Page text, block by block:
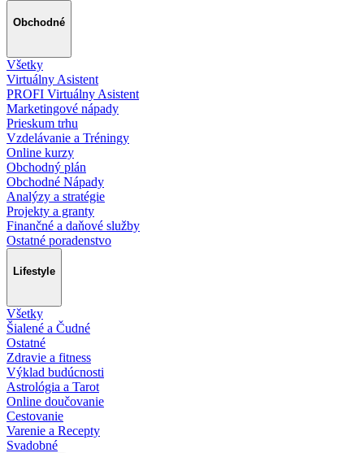
Obchodné
Všetky
Virtuálny Asistent
PROFI Virtuálny Asistent
Marketingové nápady
Prieskum trhu
Vzdelávanie a Tréningy
Online kurzy
Obchodný plán
Obchodné Nápady
Analýzy a stratégie
Projekty a granty
Finančné a daňové služby
Ostatné poradenstvo
Lifestyle
Všetky
Šialené a Čudné
Ostatné
Zdravie a fitness
Výklad budúcnosti
Astrológia a Tarot
Online doučovanie
Cestovanie
Varenie a Recepty
Svadobné